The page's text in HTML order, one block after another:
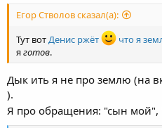
Егор Стволов сказал(а):
Тут вотДенис ржёт что я
яготов.
Дык ить я не про землю (на
).
Я про обращения: "сын мой",